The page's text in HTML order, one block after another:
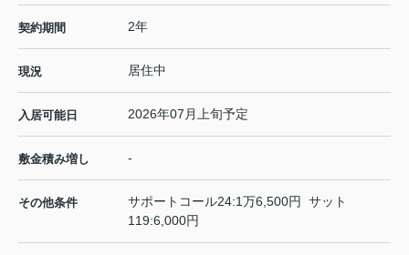
契約期間 2年
現況 居住中
入居可能日 2026年07月上旬予定
敷金積み増し -
その他条件
サポートコール24:1万6,500円 サット
119:6,000円